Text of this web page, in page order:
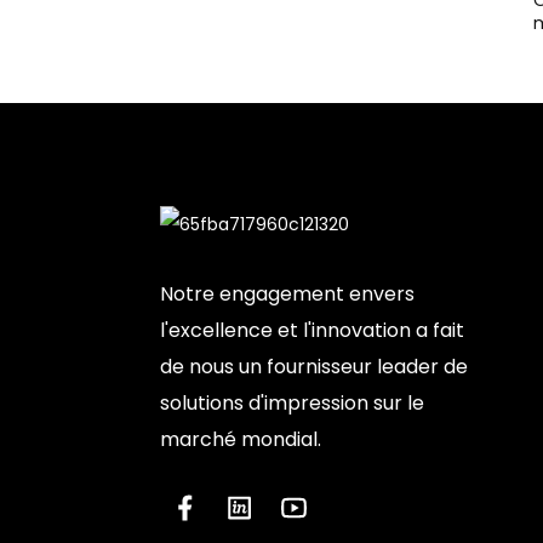
Notre engagement envers
l'excellence et l'innovation a fait
de nous un fournisseur leader de
solutions d'impression sur le
marché mondial.